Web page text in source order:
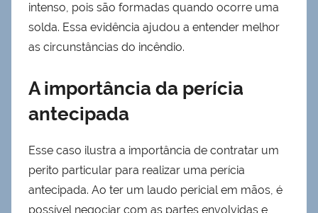
intenso, pois são formadas quando ocorre uma
solda. Essa evidência ajudou a entender melhor
as circunstâncias do incêndio.
A importância da perícia
antecipada
Esse caso ilustra a importância de contratar um
perito particular para realizar uma perícia
antecipada. Ao ter um laudo pericial em mãos, é
possível negociar com as partes envolvidas e